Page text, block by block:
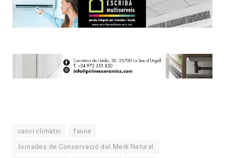
canvi climàtic fauna
Jornades de Conservació del Medi Natural